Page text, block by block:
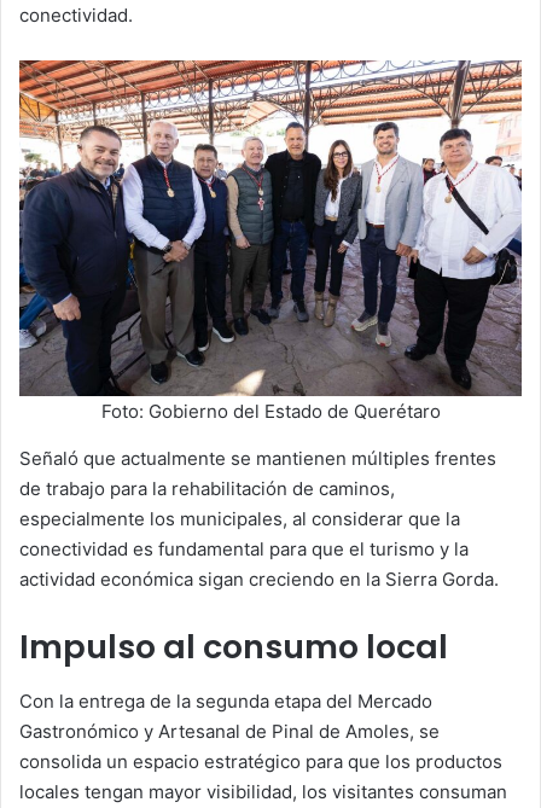
conectividad.
Foto: Gobierno del Estado de Querétaro
Señaló que actualmente se mantienen múltiples frentes
de trabajo para la rehabilitación de caminos,
especialmente los municipales, al considerar que la
conectividad es fundamental para que el turismo y la
actividad económica sigan creciendo en la Sierra Gorda.
Impulso al consumo local
Con la entrega de la segunda etapa del Mercado
Gastronómico y Artesanal de Pinal de Amoles, se
consolida un espacio estratégico para que los productos
locales tengan mayor visibilidad, los visitantes consuman